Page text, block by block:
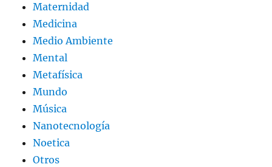
Maternidad
Medicina
Medio Ambiente
Mental
Metafísica
Mundo
Música
Nanotecnología
Noetica
Otros